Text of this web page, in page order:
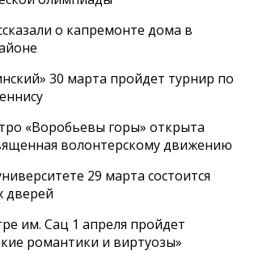
о капремонте дома в
30 марта пройдет турнир по
«Воробьевы горы» открыта
волонтерскому движению
29 марта состоится
дверей
им. Сац 1 апреля пройдет
романтики и виртуозы»